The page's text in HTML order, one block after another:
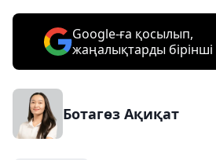
Google-ға қосылып,
жаңалықтарды
Ботагөз Ақиқат